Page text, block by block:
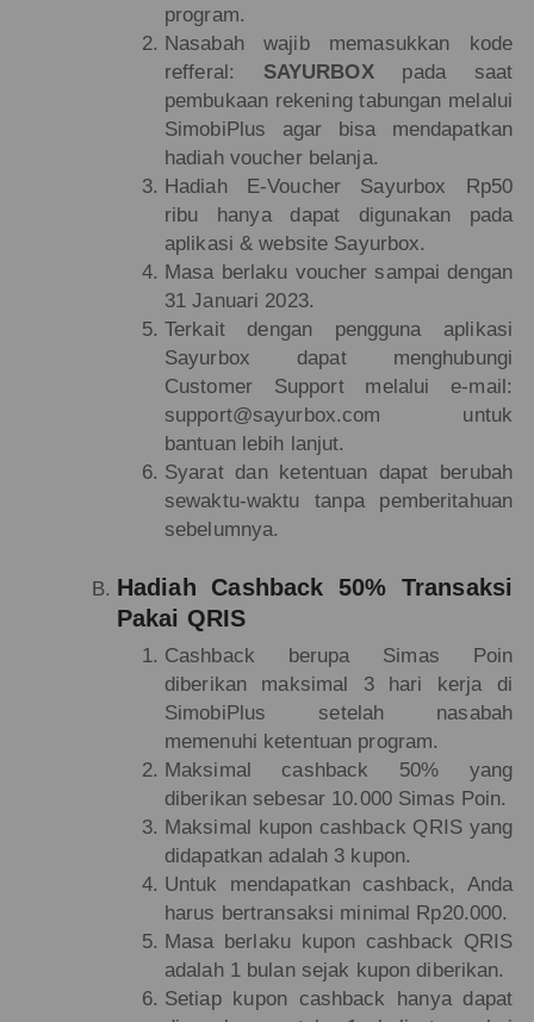
program.
Nasabah wajib memasukkan kode
refferal: SAYURBOXpada saat
pembukaan rekening tabungan melalui
SimobiPlus agar bisa mendapatkan
hadiah voucher belanja.
Hadiah E-Voucher Sayurbox Rp50
ribu hanya dapat digunakan pada
aplikasi & website Sayurbox.
Masa berlaku voucher sampai dengan
31 Januari 2023.
Terkait dengan pengguna aplikasi
Sayurbox dapat menghubungi
Customer Support melalui e-mail:
support@sayurbox.com untuk
bantuan lebih lanjut.
Syarat dan ketentuan dapat berubah
sewaktu-waktu tanpa pemberitahuan
sebelumnya.
Hadiah Cashback 50% Transaksi
Pakai QRIS
Cashback berupa Simas Poin
diberikan maksimal 3 hari kerja di
SimobiPlus setelah nasabah
memenuhi ketentuan program.
Maksimal cashback 50% yang
diberikan sebesar 10.000 Simas Poin.
Maksimal kupon cashback QRIS yang
didapatkan adalah 3 kupon.
Untuk mendapatkan cashback, Anda
harus bertransaksi minimal Rp20.000.
Masa berlaku kupon cashback QRIS
adalah 1 bulan sejak kupon diberikan.
Setiap kupon cashback hanya dapat